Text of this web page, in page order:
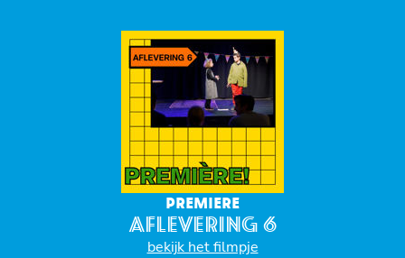
PREMIERE
AFLEVERING 6
bekijk het filmpje